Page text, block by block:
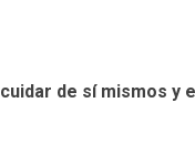
de sí mismos y